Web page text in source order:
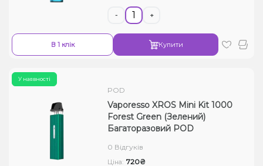
- +
В 1 клік Купити
У наявності
POD
Vaporesso XROS Mini Kit 1000
Forest Green (Зелений)
Багаторазовий POD
0 Відгуків
Ціна: 720₴